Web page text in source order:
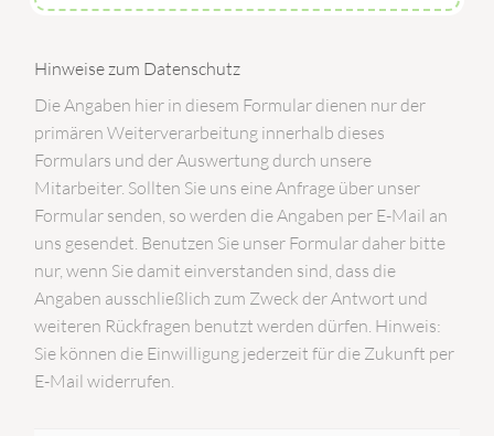
Hinweise zum Datenschutz
Die Angaben hier in diesem Formular dienen nur der
primären Weiterverarbeitung innerhalb dieses
Formulars und der Auswertung durch unsere
Mitarbeiter. Sollten Sie uns eine Anfrage über unser
Formular senden, so werden die Angaben per E-Mail an
uns gesendet. Benutzen Sie unser Formular daher bitte
nur, wenn Sie damit einverstanden sind, dass die
Angaben ausschließlich zum Zweck der Antwort und
weiteren Rückfragen benutzt werden dürfen. Hinweis:
Sie können die Einwilligung jederzeit für die Zukunft per
E-Mail widerrufen.